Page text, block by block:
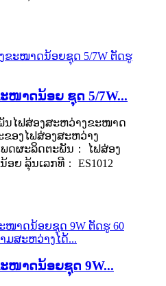
ໜາດນ້ອຍ ຊຸດ 5/7W...
ນໄຟສ່ອງສະຫວ່າງຂະໜາດ
ຂອງໄຟສ່ອງສະຫວ່າງ
ດຜະລິດຕະພັນ： ໄຟສ່ອງ
ຍ ລຸ້ນເລກທີ： ES1012
ໜາດນ້ອຍຊຸດ 9W...